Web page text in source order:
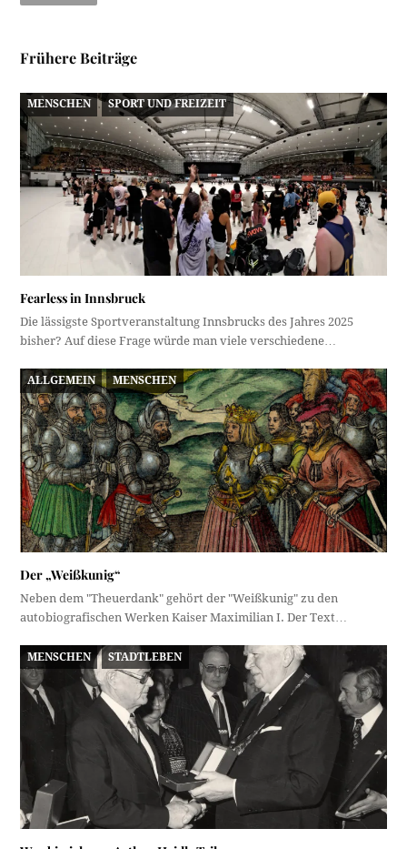
Frühere Beiträge
MENSCHEN SPORT UND FREIZEIT
Fearless in Innsbruck
Die lässigste Sportveranstaltung Innsbrucks des Jahres 2025
bisher? Auf diese Frage würde man viele verschiedene…
ALLGEMEIN MENSCHEN
Der „Weißkunig“
Neben dem "Theuerdank" gehört der "Weißkunig" zu den
autobiografischen Werken Kaiser Maximilian I. Der Text…
MENSCHEN STADTLEBEN